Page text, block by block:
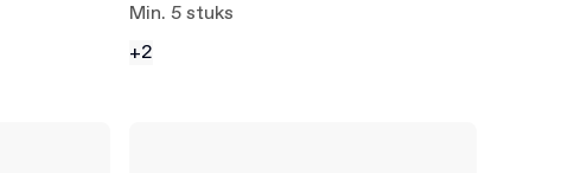
Min. 5 stuks
+2